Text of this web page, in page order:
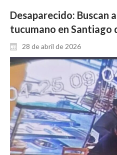
Desaparecido: Buscan
tucumano en Santiago
28 de abril de 2026